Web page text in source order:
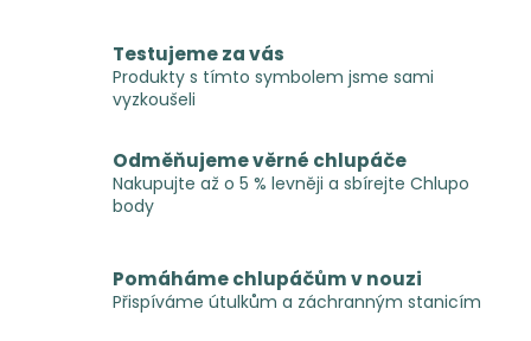
Testujeme za vás
Produkty s tímto symbolem jsme sami
vyzkoušeli
Odměňujeme věrné chlupáče
Nakupujte až o 5 % levněji a sbírejte Chlupo
body
Pomáháme chlupáčům v nouzi
Přispíváme útulkům a záchranným stanicím